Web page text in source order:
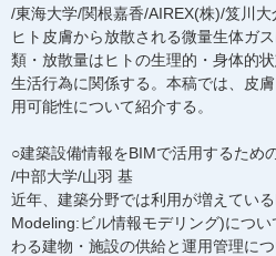
/東海大学/関根嘉香/AIREX(株)/笈川大
ヒト皮膚から放散される微量生体ガ
類・放散量はヒトの生理的・身体的
生活行為に関係する。本稿では、皮
用可能性について紹介する。
○建築設備情報をBIMで活用するため
/中部大学/山羽 基
近年、建築分野では利用が増えてい
Modeling:ビル情報モデリング)につ
わる建物・施設の供給と運用管理に